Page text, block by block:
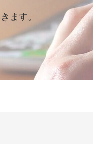
ます。